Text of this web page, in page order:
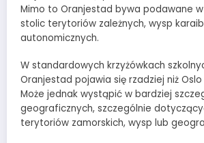
Mimo to Oranjestad bywa podawane
stolic terytoriów zależnych, wysp
autonomicznych.
W standardowych krzyżówkach
Oranjestad pojawia się rzadziej niż
Może jednak wystąpić w bardziej
geograficznych, szczególnie
terytoriów zamorskich, wysp lub